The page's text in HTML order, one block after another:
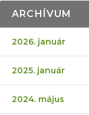
ARCHÍVUM
2026. január
2025. január
2024. május